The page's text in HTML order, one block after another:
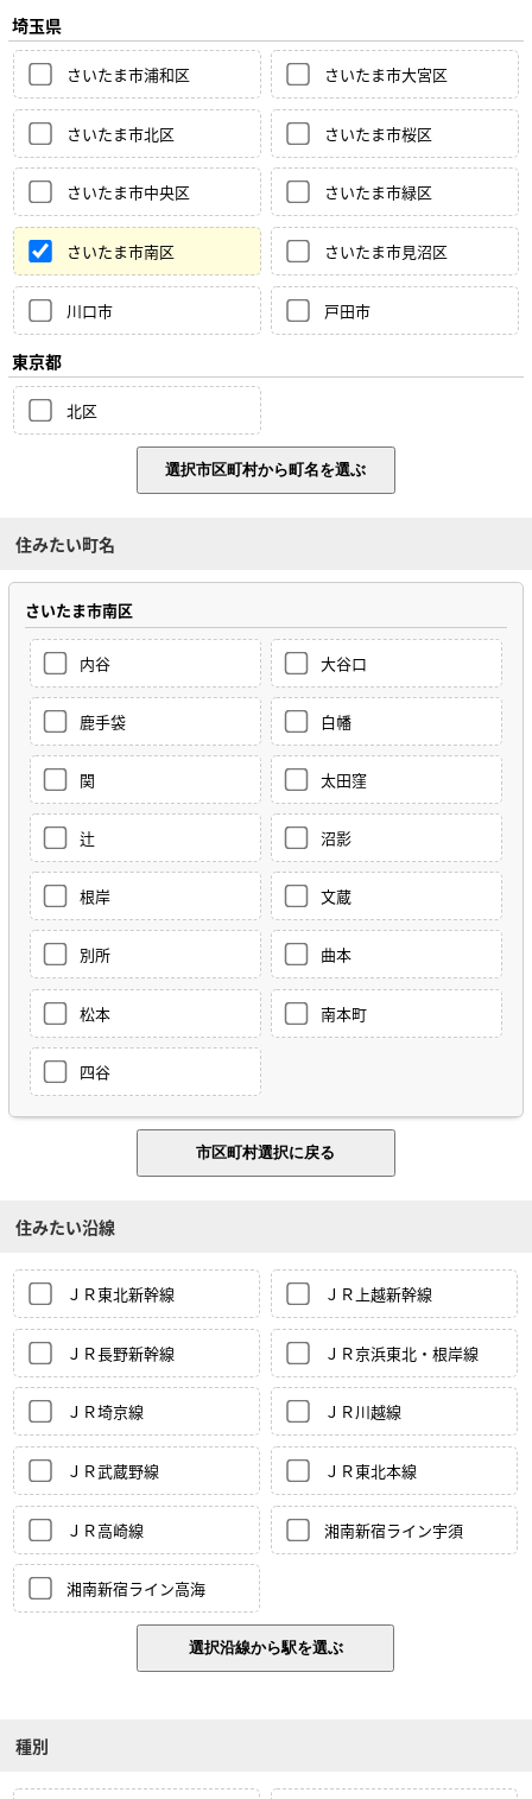
埼玉県
さいたま市浦和区 さいたま市大宮区
さいたま市北区 さいたま市桜区
さいたま市中央区 さいたま市緑区
さいたま市南区 さいたま市見沼区
川口市 戸田市
東京都
北区
住みたい町名
さいたま市南区
内谷 大谷口
鹿手袋 白幡
関 太田窪
辻 沼影
根岸 文蔵
別所 曲本
松本 南本町
四谷
住みたい沿線
ＪＲ東北新幹線 ＪＲ上越新幹線
ＪＲ長野新幹線 ＪＲ京浜東北・根岸線
ＪＲ埼京線 ＪＲ川越線
ＪＲ武蔵野線 ＪＲ東北本線
ＪＲ高崎線 湘南新宿ライン宇須
湘南新宿ライン高海
種別